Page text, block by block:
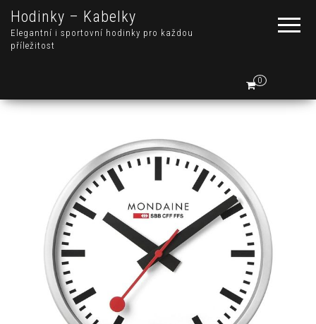
Hodinky – Kabelky
Elegantní i sportovní hodinky pro každou
příležitost
0